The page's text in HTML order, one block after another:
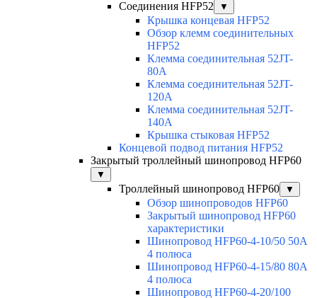
Соединения HFP52
▼
Крышка концевая HFP52
Обзор клемм соединительных
HFP52
Клемма соединительная 52JT-
80A
Клемма соединительная 52JT-
120A
Клемма соединительная 52JT-
140A
Крышка стыковая HFP52
Концевой подвод питания HFP52
Закрытый троллейный шинопровод HFP60
▼
Троллейный шинопровод HFP60 ▼
Обзор шинопроводов HFP60
Закрытый шинопровод HFP60
характеристики
Шинопровод HFP60-4-10/50 50А
4 полюса
Шинопровод HFP60-4-15/80 80А
4 полюса
Шинопровод HFP60-4-20/100